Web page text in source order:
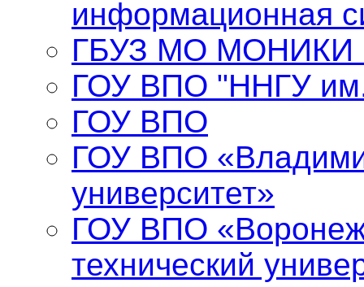
информационная
ГБУЗ МО МОНИКИ
ГОУ ВПО "ННГУ им.
ГОУ ВПО
ГОУ ВПО
университет»
ГОУ ВПО
технический